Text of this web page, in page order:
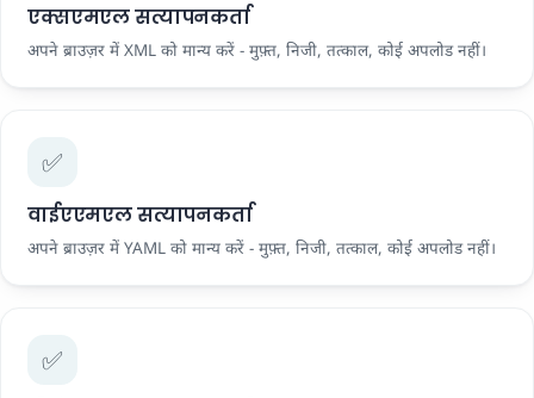
एक्सएमएल सत्यापनकर्ता
अपने ब्राउज़र में XML को मान्य करें - मुफ़्त, निजी, तत्काल, कोई अपलोड नहीं।
✅
वाईएएमएल सत्यापनकर्ता
अपने ब्राउज़र में YAML को मान्य करें - मुफ़्त, निजी, तत्काल, कोई अपलोड नहीं।
✅